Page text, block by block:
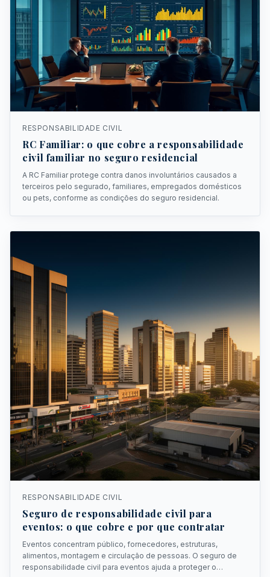
RESPONSABILIDADE CIVIL
RC Familiar: o que cobre a responsabilidade
civil familiar no seguro residencial
A RC Familiar protege contra danos involuntários causados a
terceiros pelo segurado, familiares, empregados domésticos
ou pets, conforme as condições do seguro residencial.
RESPONSABILIDADE CIVIL
Seguro de responsabilidade civil para
eventos: o que cobre e por que contratar
Eventos concentram público, fornecedores, estruturas,
alimentos, montagem e circulação de pessoas. O seguro de
responsabilidade civil para eventos ajuda a proteger o